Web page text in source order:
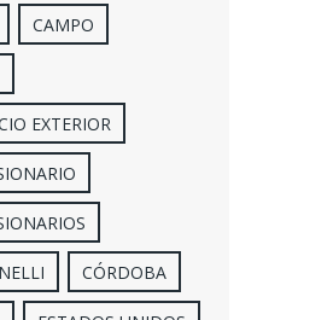
CAMPO
EXTERIOR
CÓRDOBA